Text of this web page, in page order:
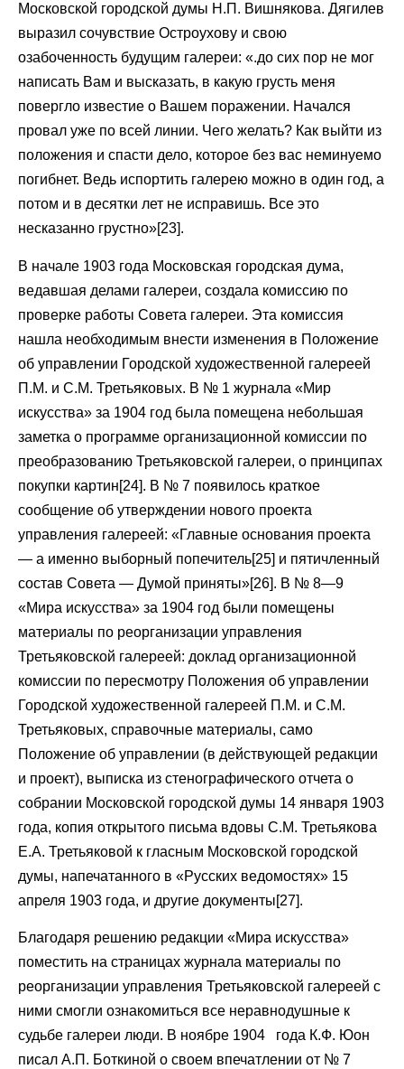
Московской городской думы Н.П. Вишнякова. Дягилев
выразил сочувствие Остроухову и свою
озабоченность будущим галереи: «.до сих пор не мог
написать Вам и высказать, в какую грусть меня
повергло известие о Вашем поражении. Начался
провал уже по всей линии. Чего желать? Как выйти из
положения и спасти дело, которое без вас неминуемо
погибнет. Ведь испортить галерею можно в один год, а
потом и в десятки лет не исправишь. Все это
несказанно грустно»[23].
В начале 1903 года Московская городская дума,
ведавшая делами галереи, создала комиссию по
проверке работы Совета галереи. Эта комиссия
нашла необходимым внести изменения в Положение
об управлении Городской художественной галереей
П.М. и С.М. Третьяковых. В № 1 журнала «Мир
искусства» за 1904 год была помещена небольшая
заметка о программе организационной комиссии по
преобразованию Третьяковской галереи, о принципах
покупки картин[24]. В № 7 появилось краткое
сообщение об утверждении нового проекта
управления галереей: «Главные основания проекта
— а именно выборный попечитель[25] и пятичленный
состав Совета — Думой приняты»[26]. В № 8—9
«Мира искусства» за 1904 год были помещены
материалы по реорганизации управления
Третьяковской галереей: доклад организационной
комиссии по пересмотру Положения об управлении
Городской художественной галереей П.М. и С.М.
Третьяковых, справочные материалы, само
Положение об управлении (в действующей редакции
и проект), выписка из стенографического отчета о
собрании Московской городской думы 14 января 1903
года, копия открытого письма вдовы С.М. Третьякова
Е.А. Третьяковой к гласным Московской городской
думы, напечатанного в «Русских ведомостях» 15
апреля 1903 года, и другие документы[27].
Благодаря решению редакции «Мира искусства»
поместить на страницах журнала материалы по
реорганизации управления Третьяковской галереей с
ними смогли ознакомиться все неравнодушные к
судьбе галереи люди. В ноябре 1904 года К.Ф. Юон
писал А.П. Боткиной о своем впечатлении от № 7